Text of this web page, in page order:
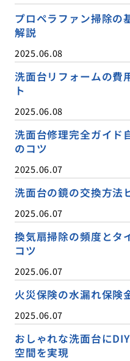
プロペラファン掃除の
解説
2025.06.08
洗面台リフォームの費
ト
2025.06.08
洗面台修理完全ガイド
のコツ
2025.06.07
洗面台の鏡の交換方法
2025.06.07
換気扇掃除の頻度とタ
コツ
2025.06.07
火災保険の水漏れ保険
2025.06.07
おしゃれな洗面台に
空間を実現